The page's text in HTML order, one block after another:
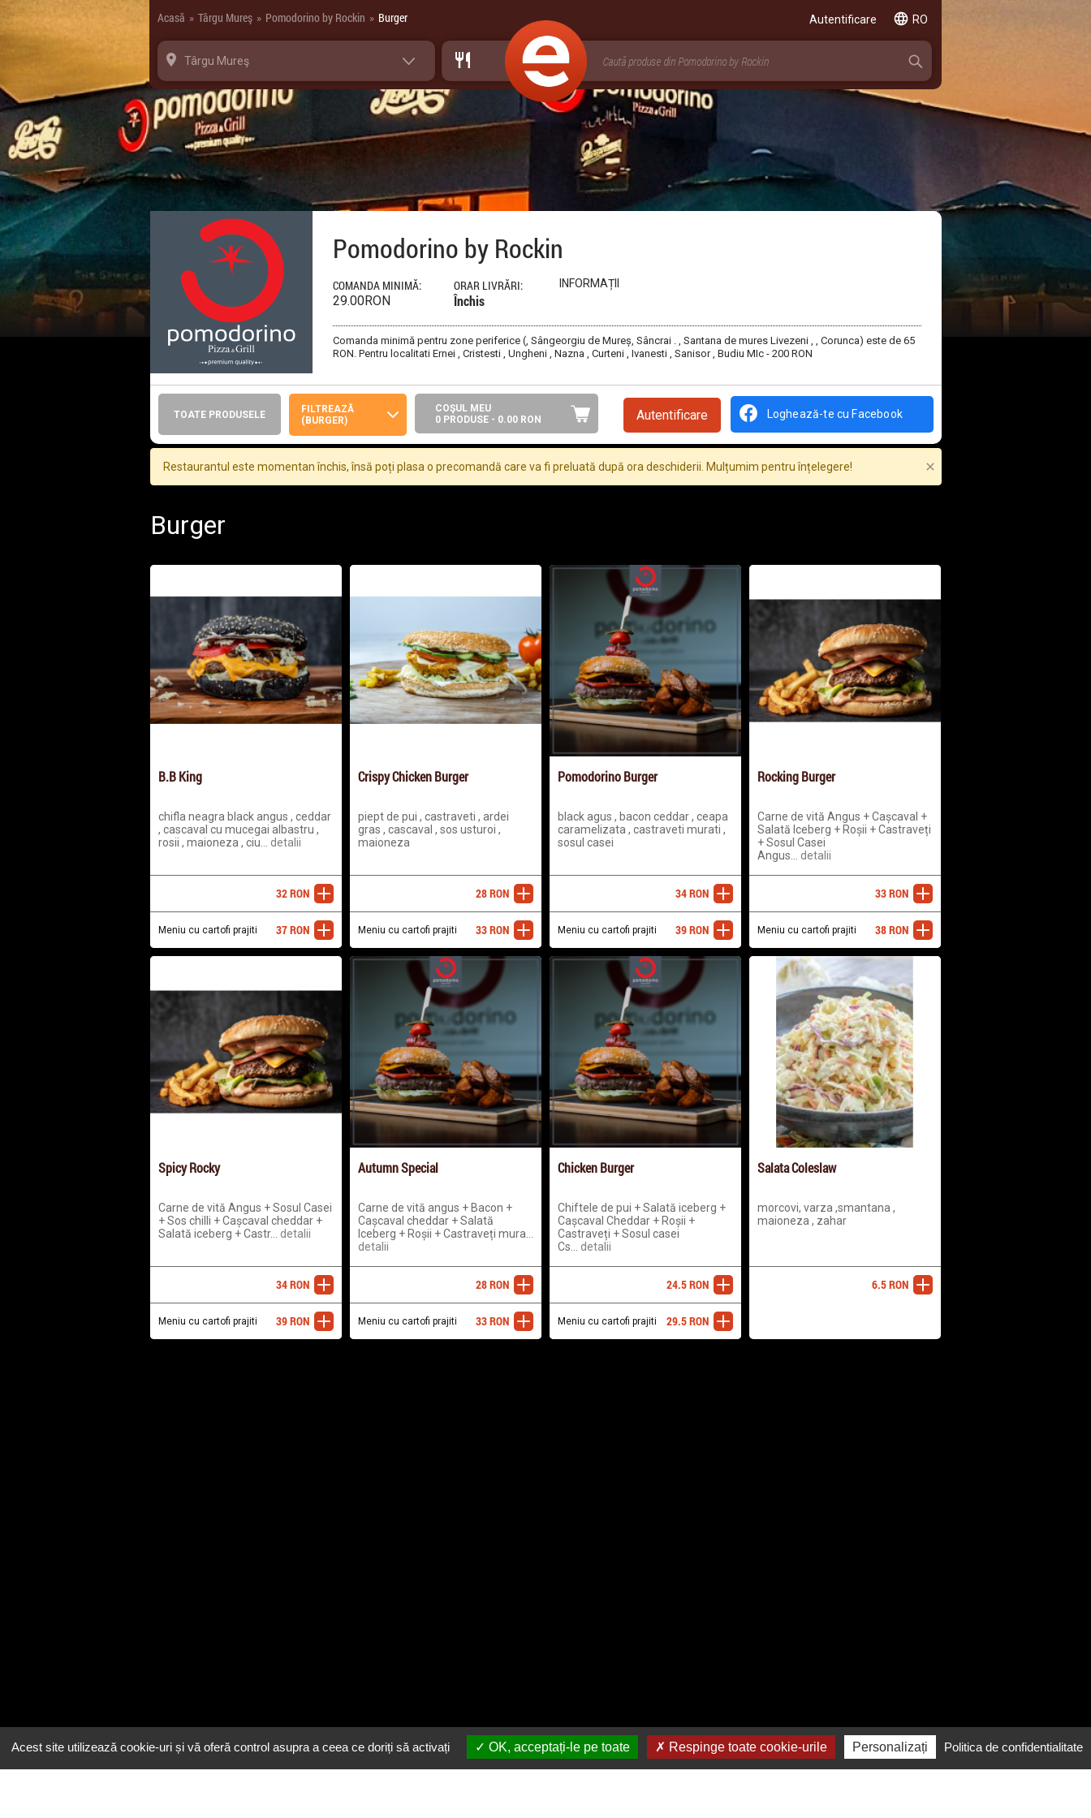
Acasă » Târgu Mureş » Pomodorino by Rockin » Burger RO
Autentificare
Târgu Mureş
Pomodorino by Rockin
COMANDA MINIMĂ:
29.00RON
ORAR LIVRĂRI:
Închis
INFORMAȚII
Comanda minimă pentru zone periferice (, Sângeorgiu de Mureș, Sâncrai . , Santana de mures Livezeni , , Corunca) este de 65
RON. Pentru localitati Ernei , Cristesti , Ungheni , Nazna , Curteni , Ivanesti , Sanisor , Budiu MIc - 200 RON
TOATE PRODUSELE
FILTREAZĂ
(BURGER)
COŞUL MEU
0 PRODUSE - 0.00 RON Autentificare Loghează-te cu Facebook
Restaurantul este momentan închis, însă poți plasa o precomandă care va fi preluată după ora deschiderii. Mulțumim pentru înțelegere!
Burger
B.B King
chifla neagra black angus , ceddar
, cascaval cu mucegai albastru ,
rosii , maioneza , ciu... detalii
adaugă
32RON
Meniu cu cartofi prajiti adaugă
37RON
Crispy Chicken Burger
piept de pui , castraveti , ardei
gras , cascaval , sos usturoi ,
maioneza
adaugă
28RON
Meniu cu cartofi prajiti adaugă
33RON
Pomodorino Burger
black agus , bacon ceddar , ceapa
caramelizata , castraveti murati ,
sosul casei
adaugă
34RON
Meniu cu cartofi prajiti adaugă
39RON
Rocking Burger
Carne de vită Angus + Cașcaval +
Salată Iceberg + Roșii + Castraveți
+ Sosul Casei
Angus... detalii
adaugă
33RON
Meniu cu cartofi prajiti adaugă
38RON
Spicy Rocky
Carne de vită Angus + Sosul Casei
+ Sos chilli + Cașcaval cheddar +
Salată iceberg + Castr... detalii
adaugă
34RON
Meniu cu cartofi prajiti adaugă
39RON
Autumn Special
Carne de vită angus + Bacon +
Cașcaval cheddar + Salată
Iceberg + Roșii + Castraveți mura...
detalii
adaugă
28RON
Meniu cu cartofi prajiti adaugă
33RON
Chicken Burger
Chiftele de pui + Salată iceberg +
Cașcaval Cheddar + Roșii +
Castraveți + Sosul casei
Cs... detalii
adaugă
24.5RON
Meniu cu cartofi prajiti adaugă
29.5RON
Salata Coleslaw
morcovi, varza ,smantana ,
maioneza , zahar
adaugă
6.5RON
Panoul de gestionare a panourilor cookie
Acest site utilizează cookie-uri și vă oferă control asupra a ceea ce doriți să activați OK, acceptați-le pe toate Respinge toate cookie-urile Personalizați Politica de confidentialitate